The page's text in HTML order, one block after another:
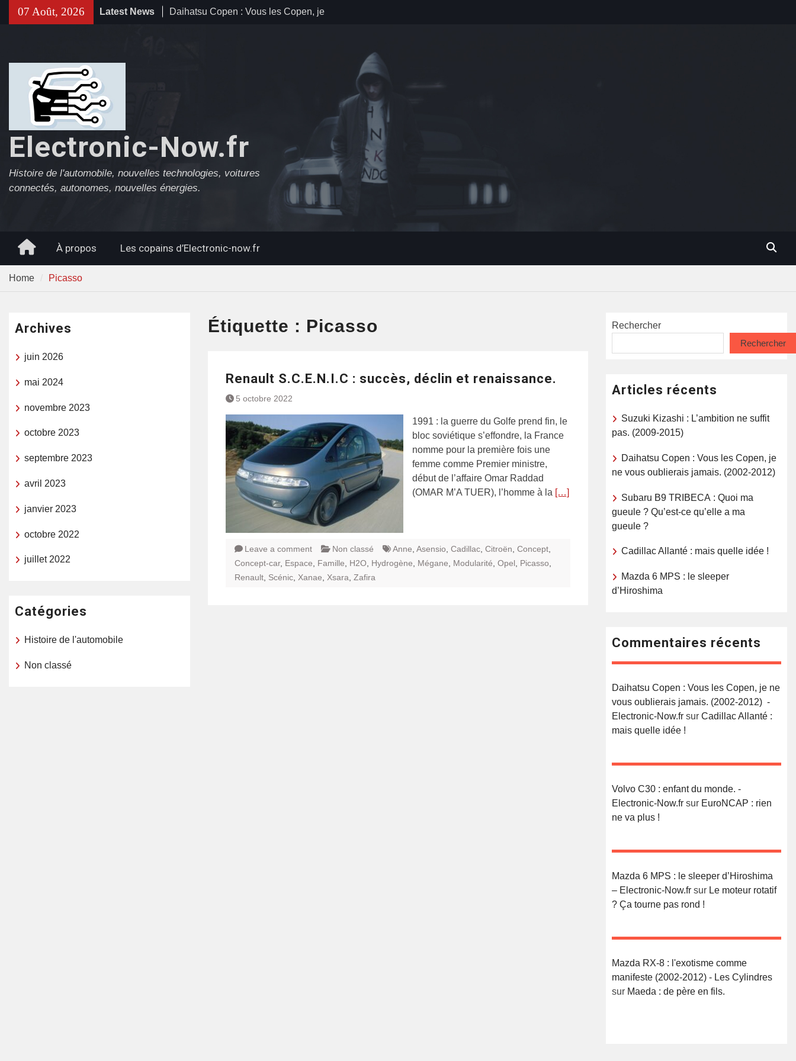
07 Août, 2026 Latest News
Daihatsu Copen : Vous les Copen, je
Electronic-Now.fr
Histoire de l'automobile, nouvelles technologies, voitures
connectés, autonomes, nouvelles énergies.
HomeÀ propos Les copains d’Electronic-now.fr
Home Picasso
Étiquette : Picasso
Renault S.C.E.N.I.C : succès, déclin et renaissance.
5 octobre 2022
1991 : la guerre du Golfe prend fin, le
bloc soviétique s’effondre, la France
nomme pour la première fois une
femme comme Premier ministre,
début de l’affaire Omar Raddad
(OMAR M’A TUER), l’homme à la […]
Leave a comment Non classé Anne Asensio Cadillac Citroën Concept
Concept-car, Espace Famille H2O Hydrogène Mégane Modularité Opel Picasso
Renault Scénic Xanae Xsara Zafira
Rechercher
Rechercher
Articles récents
Suzuki Kizashi : L’ambition ne suffit
pas. (2009-2015)
Daihatsu Copen : Vous les Copen, je
ne vous oublierais jamais. (2002-2012)
Subaru B9 TRIBECA : Quoi ma
gueule ? Qu’est-ce qu’elle a ma
gueule ?
Cadillac Allanté : mais quelle idée !
Mazda 6 MPS : le sleeper
d’Hiroshima
Commentaires récents
Daihatsu Copen : Vous les Copen, je ne
vous oublierais jamais. (2002-2012) -
Electronic-Now.fr sur Cadillac Allanté :
mais quelle idée !
Volvo C30 : enfant du monde. -
Electronic-Now.fr sur EuroNCAP : rien
ne va plus !
Mazda 6 MPS : le sleeper d’Hiroshima
– Electronic-Now.fr sur Le moteur rotatif
? Ça tourne pas rond !
Mazda RX-8 : l'exotisme comme
manifeste (2002-2012) - Les Cylindres
sur Maeda : de père en fils.
Archives
juin 2026
mai 2024
novembre 2023
octobre 2023
septembre 2023
avril 2023
janvier 2023
octobre 2022
juillet 2022
Catégories
Histoire de l'automobile
Non classé